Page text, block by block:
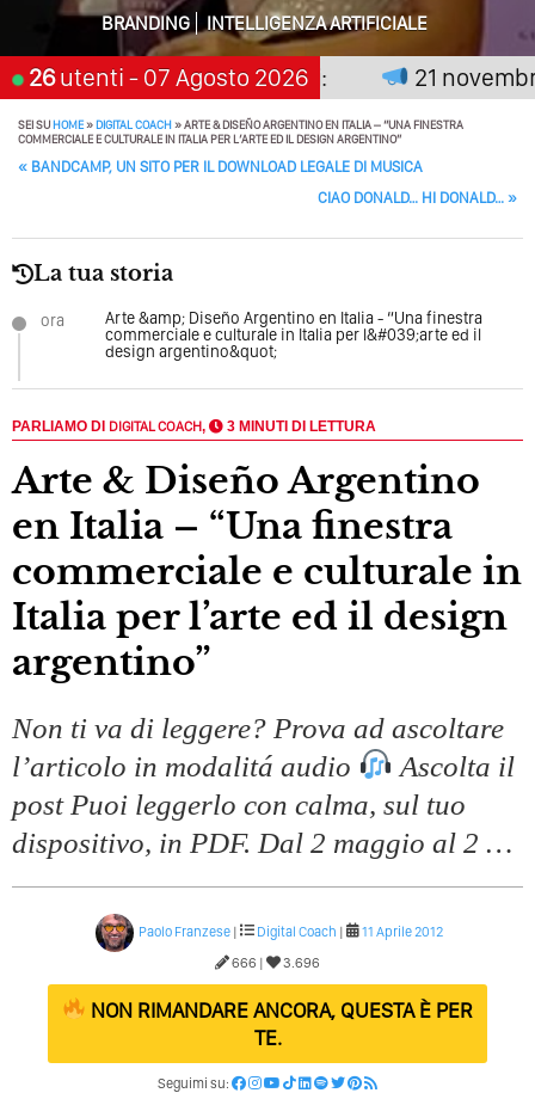
Perché Pubblicare Non Basta Più? Contenuti Di Valore O
Solo Rumore…
Perché Non Guadagni Sui Social Media? Probabilmente
Tutto Peggiorerà
Quali Sono Gli Errori Della Comunicazione Politica? Il
Caso Delle Braccia Incrociate
L’Accademia Del Wedding
BRANDING
INTELLIGENZA ARTIFICIALE
26utenti - 07 Agosto 2026
chi aspetta, scegli: 21 novembre
SEI SUHOME»DIGITAL COACH»ARTE & DISEÑO ARGENTINO EN ITALIA – “UNA FINESTRA
COMMERCIALE E CULTURALE IN ITALIA PER L’ARTE ED IL DESIGN ARGENTINO”
POST NAVIGATION
« BANDCAMP, UN SITO PER IL DOWNLOAD LEGALE DI MUSICA
CIAO DONALD… HI DONALD… »
La tua storia
ora
Arte &amp; Diseño Argentino en Italia - “Una finestra
commerciale e culturale in Italia per l&#039;arte ed il
design argentino&quot;
PARLIAMO DI DIGITAL COACH, 3 MINUTI DI LETTURA
Arte & Diseño Argentino
en Italia – “Una finestra
commerciale e culturale in
Italia per l’arte ed il design
argentino”
Non ti va di leggere? Prova ad ascoltare
l’articolo in modalitá audio
Ascolta il
post Puoi leggerlo con calma, sul tuo
dispositivo, in PDF. Dal 2 maggio al 2 …
Paolo Franzese| Digital Coach |
11 Aprile 2012
666 |
3.696
NON RIMANDARE ANCORA, QUESTA È PER
TE.
Seguimi su: